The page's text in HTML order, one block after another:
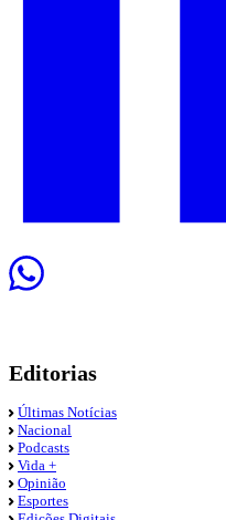
Editorias
Últimas Notícias
Nacional
Podcasts
Vida +
Opinião
Esportes